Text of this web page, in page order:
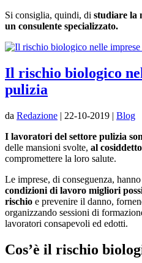
Si consiglia, quindi, di studiare la
un consulente specializzato.
Il rischio biologico
pulizia
da Redazione | 22-10-2019 | Blog
I lavoratori del settore pulizia
delle mansioni svolte, al
compromettere la loro salute.
Le imprese, di conseguenza,
condizioni di lavoro migliori
rischio e prevenire il danno,
organizzando sessioni di
lavoratori consapevoli ed edotti.
Cos’è il rischio